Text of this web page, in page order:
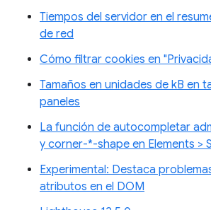
Tiempos del servidor en el
de red
Cómo filtrar cookies en
Tamaños en unidades de kB en
paneles
La función de autocompletar
y corner-*-shape en Elements >
Experimental: Destaca
atributos en el DOM